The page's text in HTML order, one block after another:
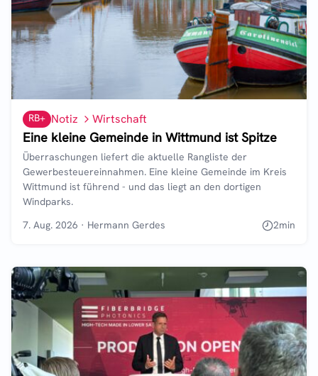
RB+ Notiz Wirtschaft
Eine kleine Gemeinde in Wittmund ist Spitze
Überraschungen liefert die aktuelle Rangliste der
Gewerbesteuereinnahmen. Eine kleine Gemeinde im Kreis
Wittmund ist führend - und das liegt an den dortigen
Windparks.
7. Aug. 2026 · Hermann Gerdes 2min